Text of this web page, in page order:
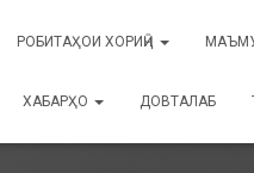
РОБИТАҲОИ ХОРИҶӢ
ХАБАРҲО ДОВТАЛАБ